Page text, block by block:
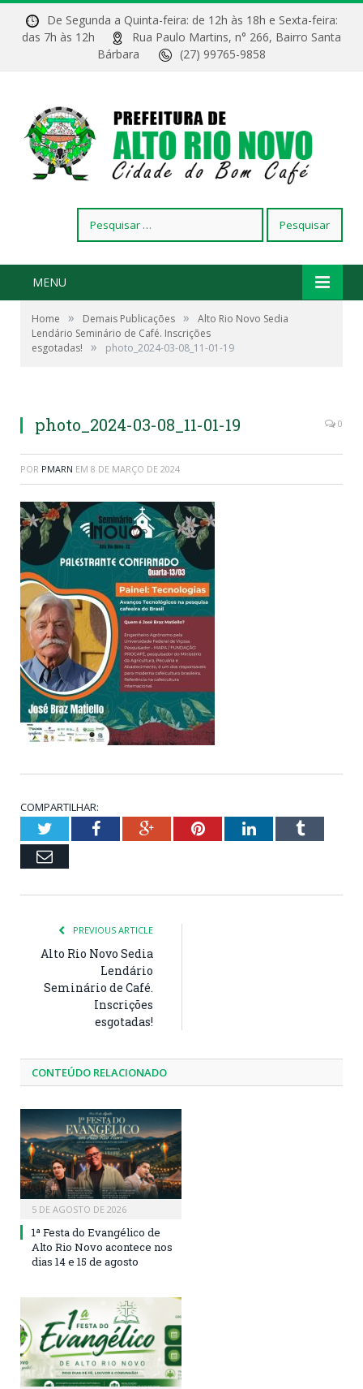
De Segunda a Quinta-feira: de 12h às 18h e Sexta-feira:
das 7h às 12h
Rua Paulo Martins, n° 266, Bairro Santa
Bárbara
(27) 99765-9858
por:
MENU
Home » Demais Publicações »
Alto Rio Novo Sedia
Lendário Seminário de Café. Inscrições
esgotadas!
» photo_2024-03-08_11-01-19
photo_2024-03-08_11-01-19 0
POR PMARN EM 8 DE MARÇO DE 2024
COMPARTILHAR:
TwitterFacebookGoogle+PinterestLinkedInTumblr
Email
PREVIOUS ARTICLE
Alto Rio Novo Sedia
Lendário
Seminário de Café.
Inscrições
esgotadas!
CONTEÚDO RELACIONADO
5 DE AGOSTO DE 2026
1ª Festa do Evangélico de
Alto Rio Novo acontece nos
dias 14 e 15 de agosto